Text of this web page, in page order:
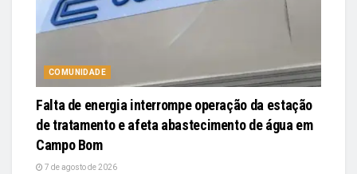
COMUNIDADE
Falta de energia interrompe operação da estação
de tratamento e afeta abastecimento de água em
Campo Bom
7 de agosto de 2026